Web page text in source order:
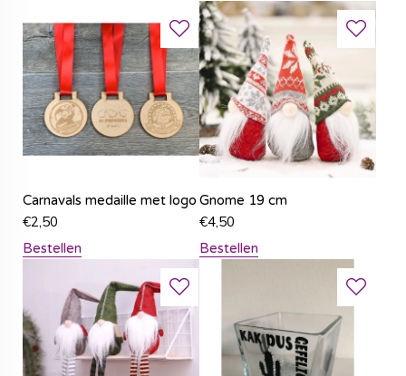
Carnavals medaille met logo
€2,50
Bestellen
Gnome 19 cm
€4,50
Bestellen